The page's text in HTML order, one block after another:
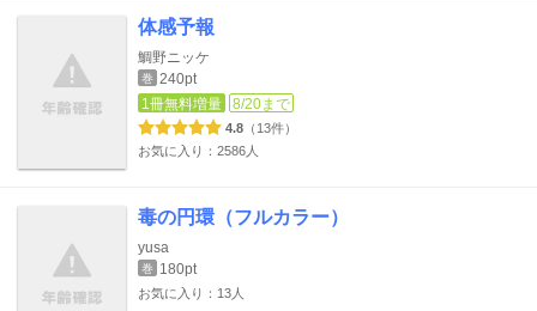
体感予報
鯛野ニッケ
巻 240pt
1冊無料増量
8/20まで
4.8 （13件）
お気に入り：2586人
毒の円環（フルカラー）
yusa
巻 180pt
お気に入り：13人